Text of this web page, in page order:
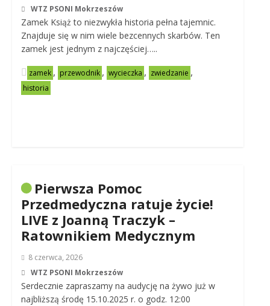
WTZ PSONI Mokrzeszów
Zamek Książ to niezwykła historia pełna tajemnic.
Znajduje się w nim wiele bezcennych skarbów. Ten
zamek jest jednym z najczęściej…..
zamek , przewodnik , wycieczka , zwiedzanie ,
historia
Pierwsza Pomoc
Przedmedyczna ratuje życie!
LIVE z Joanną Traczyk –
Ratownikiem Medycznym
8 czerwca, 2026
WTZ PSONI Mokrzeszów
Serdecznie zapraszamy na audycję na żywo już w
najbliższą środę 15.10.2025 r. o godz. 12:00